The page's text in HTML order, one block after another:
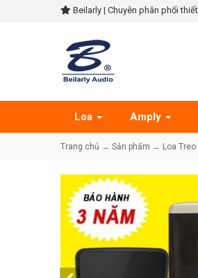
Beilarly | Chuyên phân phối
Loa Amply
Trang chủ → Sản phẩm → Loa